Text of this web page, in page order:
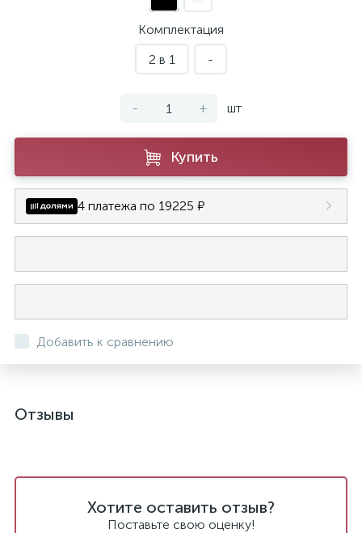
Комплектация
2 в 1
-
- + шт
Купить
4 платежа по 19225 ₽
Добавить к сравнению
Отзывы
Хотите оставить отзыв?
Поставьте свою оценку!